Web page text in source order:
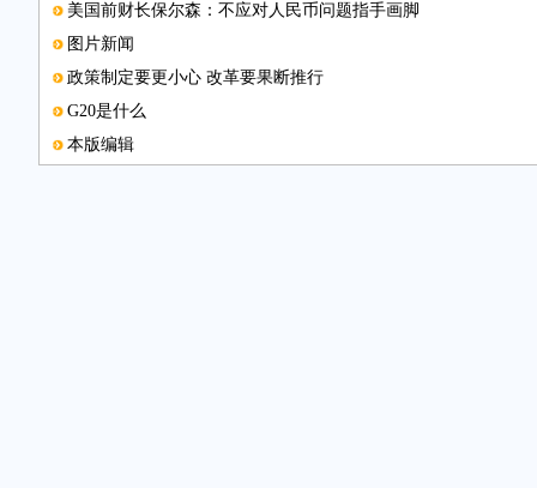
美国前财长保尔森：不应对人民币问题指手画脚
图片新闻
政策制定要更小心 改革要果断推行
G20是什么
本版编辑